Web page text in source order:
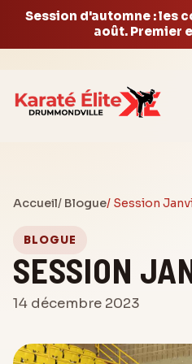
Session d'automne : les
août. Premier
Accueil/ Blogue/ Session
BLOGUE
SESSION
14 décembre 2023